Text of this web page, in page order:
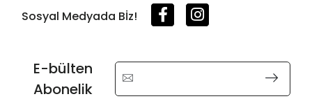
Sosyal Medyada Bİz!
E-bülten
Abonelik